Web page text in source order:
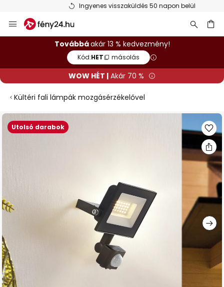
Ingyenes visszaküldés 50 napon belül
Ugrás
a
tartalomhozTovábbáakár 13 % kedvezmény!
Kód:HET másolás
WOW HÉT | Akár 70 %
Kültéri fali lámpák mozgásérzékelővel
Utolsó darabok
Ugrás